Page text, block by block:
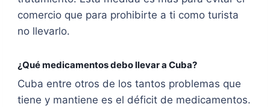
comercio que para prohibirte a ti como turista
no llevarlo.
¿Qué medicamentos debo llevar a Cuba?
Cuba entre otros de los tantos problemas que
tiene y mantiene es el déficit de medicamentos.